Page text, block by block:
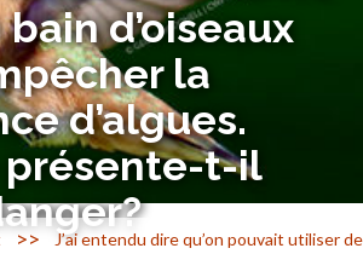
d’oiseaux
la
d’algues.
présente-t-il
> J’ai entendu dire qu’on pouvait utiliser